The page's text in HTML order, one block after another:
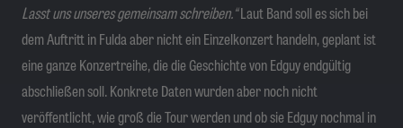
Lasst uns unseres gemeinsam schreiben.“Laut Band soll es sich bei
dem Auftritt in Fulda aber nicht ein Einzelkonzert handeln, geplant ist
eine ganze Konzertreihe, die die Geschichte von Edguy endgültig
abschließen soll. Konkrete Daten wurden aber noch nicht
veröffentlicht, wie groß die Tour werden und ob sie Edguy nochmal in